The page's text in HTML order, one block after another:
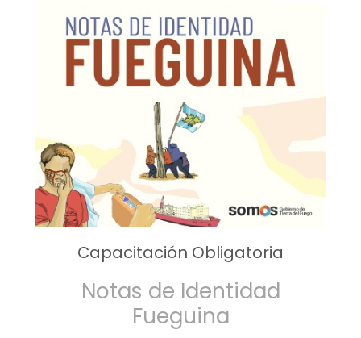
Capacitación Obligatoria
Notas de Identidad
Fueguina